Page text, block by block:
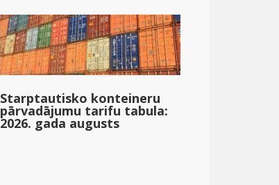
Starptautisko konteineru
pārvadājumu tarifu tabula:
2026. gada augusts